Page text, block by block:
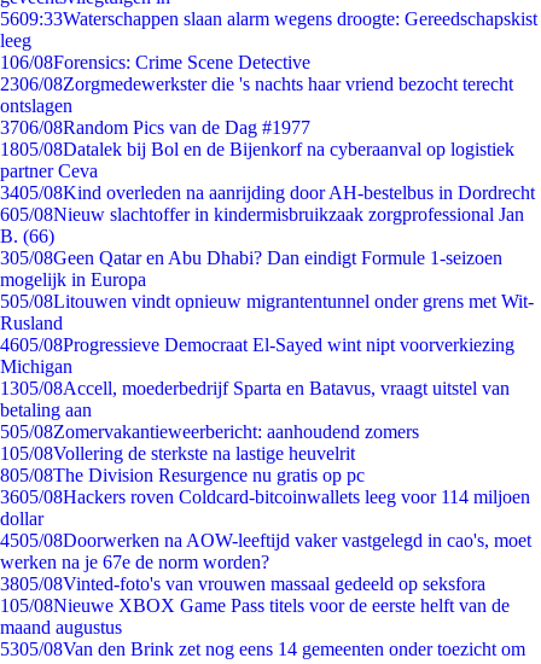
5609:33Waterschappen slaan alarm wegens droogte: Gereedschapskist
leeg
106/08Forensics: Crime Scene Detective
2306/08Zorgmedewerkster die 's nachts haar vriend bezocht terecht
ontslagen
3706/08Random Pics van de Dag #1977
1805/08Datalek bij Bol en de Bijenkorf na cyberaanval op logistiek
partner Ceva
3405/08Kind overleden na aanrijding door AH-bestelbus in Dordrecht
605/08Nieuw slachtoffer in kindermisbruikzaak zorgprofessional Jan
B. (66)
305/08Geen Qatar en Abu Dhabi? Dan eindigt Formule 1-seizoen
mogelijk in Europa
505/08Litouwen vindt opnieuw migrantentunnel onder grens met Wit-
Rusland
4605/08Progressieve Democraat El-Sayed wint nipt voorverkiezing
Michigan
1305/08Accell, moederbedrijf Sparta en Batavus, vraagt uitstel van
betaling aan
505/08Zomervakantieweerbericht: aanhoudend zomers
105/08Vollering de sterkste na lastige heuvelrit
805/08The Division Resurgence nu gratis op pc
3605/08Hackers roven Coldcard-bitcoinwallets leeg voor 114 miljoen
dollar
4505/08Doorwerken na AOW-leeftijd vaker vastgelegd in cao's, moet
werken na je 67e de norm worden?
3805/08Vinted-foto's van vrouwen massaal gedeeld op seksfora
105/08Nieuwe XBOX Game Pass titels voor de eerste helft van de
maand augustus
5305/08Van den Brink zet nog eens 14 gemeenten onder toezicht om